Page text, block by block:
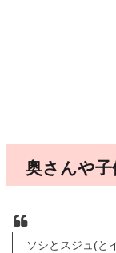
奥さんや子
ソシとスジュ(と